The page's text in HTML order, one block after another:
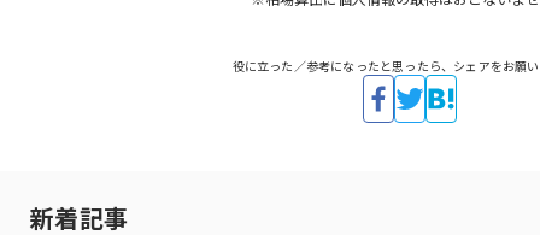
役に立った／参考になったと思ったら、シェアをお願
新着記事